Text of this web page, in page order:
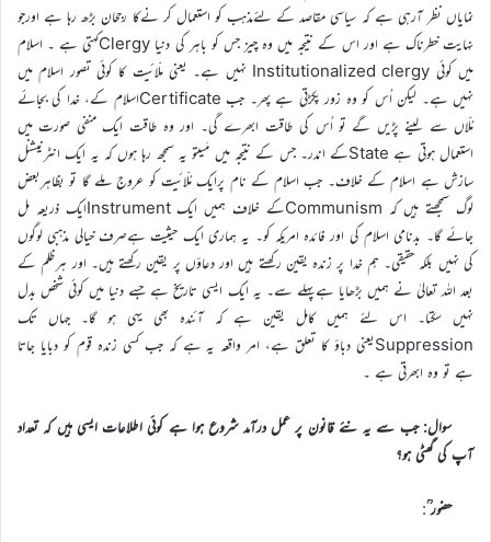
نمایاں نظر آرہی ہے کہ سیاسی مقاصد کے لئےمذہب کو استعمال کر نےکا رجحان بڑھ رہا ہے اورجو
نہایت خطرناک ہے اور اس کے نتیجہ میں وہ چیز جس کو باہر کی دنیا Clergyکہتی ہے ۔ اسلام
میں کوئی Institutionalized clergy نہیں ہے۔ یعنی ملّائیت کا کوئی تصور اسلام میں
نہیں ہے۔ لیکن اُس کو وہ زور پکڑتی ہے پھر۔ جب Certificateاسلام کے، خدا کی بجائے
مُلّاں سے لینے پڑیں گے تو اُس کی طاقت ابھرے گی۔ اور وہ طاقت ایک منفی صورت میں
استعمال ہوتی ہے Stateکے اندر۔ جس کے نتیجہ میں مَیںتو یہ سمجھ رہا ہوں کہ یہ ایک انٹرنیشنل
سازش ہے اسلام کے خلاف۔ جب اسلام کے نام پرایک مُلّائیت کو عروج ملے گا تو بظاہربعض
لوگ سمجھتے ہیں کہ Communismکے خلاف ہمیں ایک Instrumentایک ذریعہ مل
جائے گا۔ بدنامی اسلام کی اور فائدہ امریکہ کو۔ یہ ہماری ایک حیثیت ہےصرف خیالی مذہبی لوگوں
کی نہیں بلکہ حقیقی۔ ہم خدا پر زندہ یقین رکھتے ہیں اور دعاؤں پر یقین رکھتے ہیں۔ اور ہرظلم کے
بعد اللہ تعالیٰ نے ہمیں بڑھایا ہےپہلے سے۔ یہ ایک ایسی تاریخ ہے جسے دنیا میں کوئی شخص بدل
نہیں سکتا۔ اس لئے ہمیں کامل یقین ہے کہ آئندہ بھی یہی ہو گا۔ جہاں تک
Suppressionیعنی دباؤ کا تعلق ہے، امر واقعہ یہ ہے کہ جب کسی زندہ قوم کو دبایا جاتا
ہے تو وہ ابھرتی ہے ۔
سوال: جب سے یہ نئے قانون پر عمل درآمد شروع ہوا ہے کوئی اطلاعات ایسی ہیں کہ تعداد
آپ کی گھٹی ہو؟
حضور ؒ: